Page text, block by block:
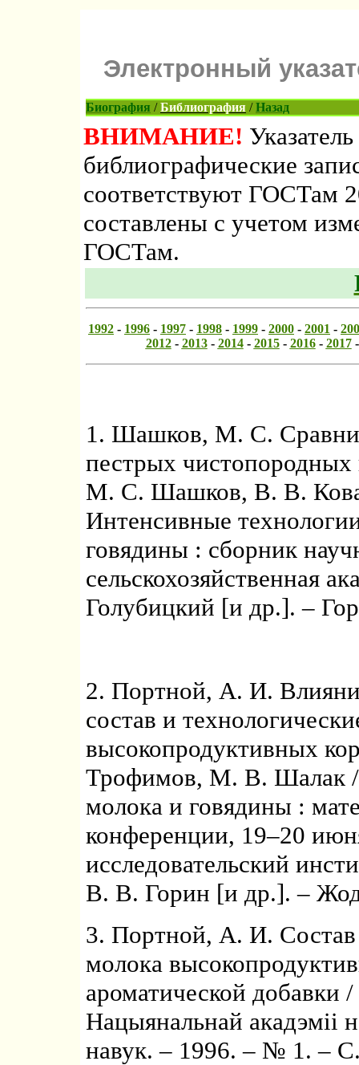
Электронный
Биография /Библиография /Назад
ВНИМАНИЕ!
библиографические
соответствуют ГОСТам
составлены с учетом
ГОСТам.
1992 - 1996 - 1997 - 1998 - 1999 - 2000 - 2001 -
2012- 2013- 2014- 2015- 2016- 2017
1. Шашков, М. С.
пестрых
М. С. Шашков, В. В.
Интенсивные
говядины : сборник
сельскохозяйственная
Голубицкий [и др.]. –
2. Портной, А. И.
состав и
высокопродуктивных
Трофимов, М. В. Шалак
молока и говядины :
конференции, 19–20
исследовательский
В. В. Горин [и др.]. –
3. Портной, А. И. Состав
молока
ароматической
Нацыянальнай акадэмii
навук. – 1996. – № 1. –